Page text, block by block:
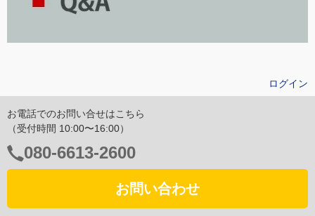
ログイン
お電話でのお問い合せはこちら
（受付時間 10:00〜16:00）
電
話
号：
080-6613-2600
お問い合わせ